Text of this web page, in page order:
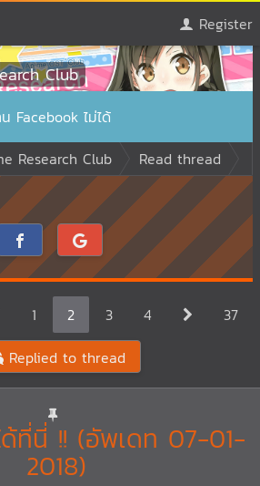
Register
Club
Facebook ไม่ได้
Research Club Read thread
1 2 3 4
37
Replied to thread
ด้ที่นี่ !! (อัพเดท 07-01-
2018)